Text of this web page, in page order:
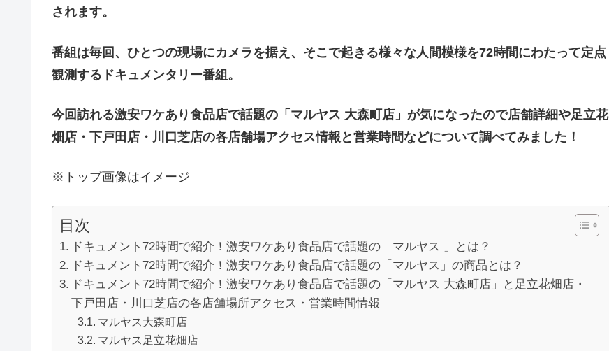
されます。
番組は毎回、ひとつの現場にカメラを据え、そこで起きる様々な人間模様を72時間にわたって定点
観測するドキュメンタリー番組。
今回訪れる激安ワケあり食品店で話題の「マルヤス 大森町店」が気になったので店舗詳細や足立花
畑店・下戸田店・川口芝店の各店舗場アクセス情報と営業時間などについて調べてみました！
※トップ画像はイメージ
目次
ドキュメント72時間で紹介！激安ワケあり食品店で話題の「マルヤス 」とは？
ドキュメント72時間で紹介！激安ワケあり食品店で話題の「マルヤス」の商品とは？
ドキュメント72時間で紹介！激安ワケあり食品店で話題の「マルヤス 大森町店」と足立花畑店・
下戸田店・川口芝店の各店舗場所アクセス・営業時間情報
マルヤス大森町店
マルヤス足立花畑店